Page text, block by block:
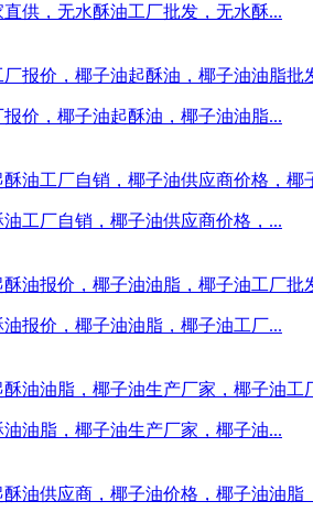
供，无水酥油工厂批发，无水酥...
价，椰子油起酥油，椰子油油脂...
工厂自销，椰子油供应商价格，...
报价，椰子油油脂，椰子油工厂...
油脂，椰子油生产厂家，椰子油...